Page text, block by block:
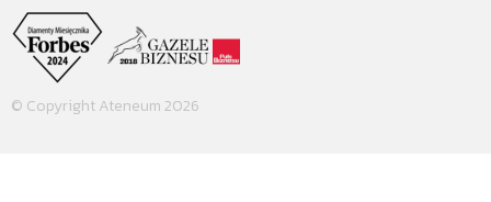
© Copyright Ateneum 2026